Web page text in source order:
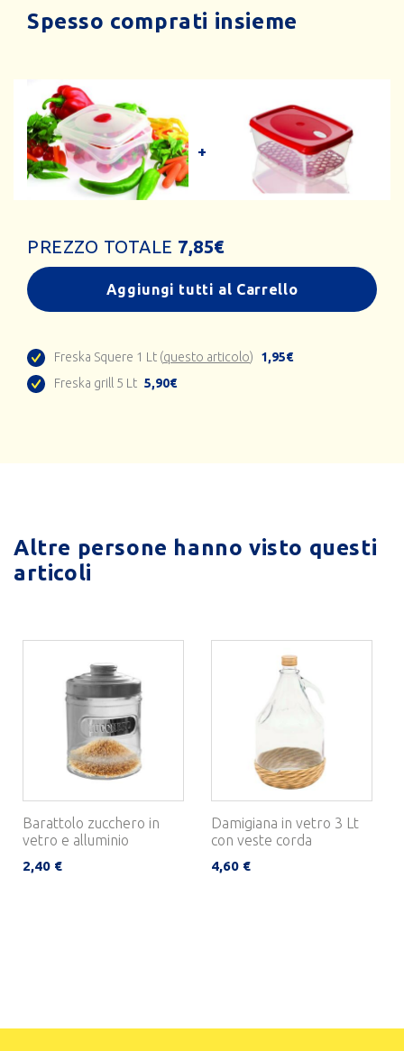
Spesso comprati insieme
PREZZO TOTALE 7,85€
Aggiungi tutti al Carrello
Freska Squere 1 Lt (questo articolo)
1,95€
Freska grill 5 Lt 5,90€
Altre persone hanno visto questi
articoli
Barattolo zucchero in
vetro e alluminio
2,40 €
Damigiana in vetro 3 Lt
con veste corda
4,60 €